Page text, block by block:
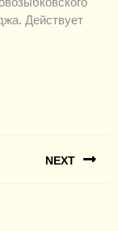
Действует
NEXT